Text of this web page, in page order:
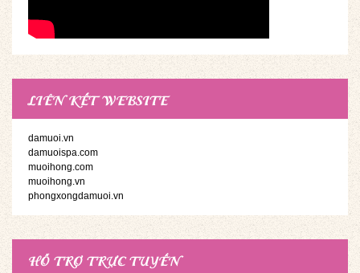
LIÊN KẾT WEBSITE
damuoi.vn
damuoispa.com
muoihong.com
muoihong.vn
phongxongdamuoi.vn
HỖ TRỢ TRỰC TUYẾN